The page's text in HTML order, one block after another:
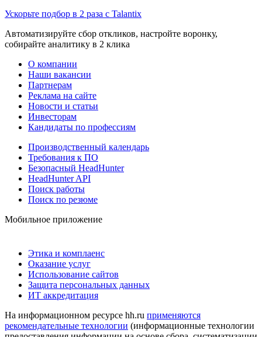
Ускорьте подбор в 2 раза с Talantix
Автоматизируйте сбор откликов, настройте воронку,
собирайте аналитику в 2 клика
О компании
Наши вакансии
Партнерам
Реклама на сайте
Новости и статьи
Инвесторам
Кандидаты по профессиям
Производственный календарь
Требования к ПО
Безопасный HeadHunter
HeadHunter API
Поиск работы
Поиск по резюме
Мобильное приложение
Этика и комплаенс
Оказание услуг
Использование сайтов
Защита персональных данных
ИТ аккредитация
На информационном ресурсе hh.ru применяются
рекомендательные технологии (информационные технологии